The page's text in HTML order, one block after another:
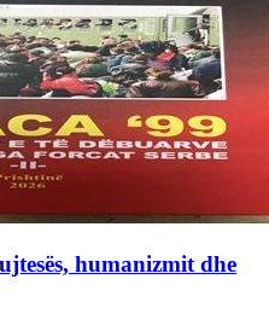
humanizmit dhe